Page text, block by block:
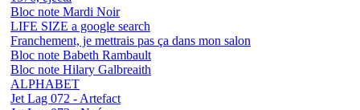
Bloc note Mardi Noir
LIFE SIZE a google search
Franchement, je mettrais pas ça dans mon salon
Bloc note Babeth Rambault
Bloc note Hilary Galbreaith
ALPHABET
Jet Lag 072 - Artefact